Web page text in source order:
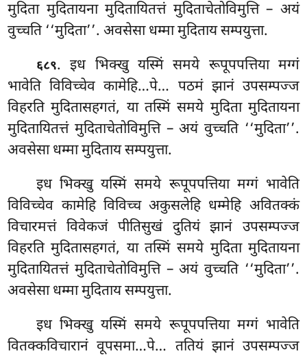
मुदिता मुदितायना मुदितायितत्तं मुदिताचेतोविमुत्ति – अयं
वुच्चति ‘‘मुदिता’’. अवसेसा धम्मा मुदिताय सम्पयुत्ता.
६८९. इध भिक्खु यस्मिं समये रूपूपपत्तिया मग्गं
भावेति विविच्चेव कामेहि…पे… पठमं झानं उपसम्पज्ज
विहरति मुदितासहगतं, या तस्मिं समये मुदिता मुदितायना
मुदितायितत्तं मुदिताचेतोविमुत्ति – अयं वुच्चति ‘‘मुदिता’’.
अवसेसा धम्मा मुदिताय सम्पयुत्ता.
इधभिक्खु यस्मिं समये रूपूपपत्तिया मग्गं भावेति
विविच्चेव कामेहि विविच्च अकुसलेहि धम्मेहि अवितक्कं
विचारमत्तं विवेकजं पीतिसुखं दुतियं झानं उपसम्पज्ज
विहरति मुदितासहगतं, या तस्मिं समये मुदिता मुदितायना
मुदितायितत्तं मुदिताचेतोविमुत्ति – अयं वुच्चति ‘‘मुदिता’’.
अवसेसा धम्मा मुदिताय सम्पयुत्ता.
इध भिक्खु यस्मिं समये रूपूपपत्तिया मग्गं भावेति
वितक्कविचारानं वूपसमा…पे… ततियं झानं उपसम्पज्ज